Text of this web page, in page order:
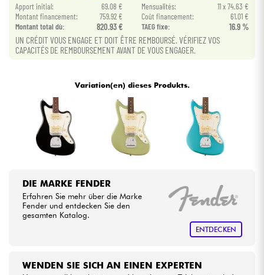
HiFi
Bundle
Apport initial: 69.08 € Mensualités:
11 x 74.63 €
Montant financement:
759.92 € Coût financement:
61.01 €
Montant total dù:
820.93 € TAEG fixe: 16.9 %
UN CRÉDIT VOUS ENGAGE ET DOIT ÊTRE REMBOURSÉ. VÉRIFIEZ VOS
CAPACITÉS DE REMBOURSEMENT AVANT DE VOUS ENGAGER.
Variation(en) dieses Produkts.
DIE MARKE FENDER
Erfahren Sie mehr über die Marke
Fender und entdecken Sie den
gesamten Katalog.
ENTDECKEN
WENDEN SIE SICH AN EINEN EXPERTEN